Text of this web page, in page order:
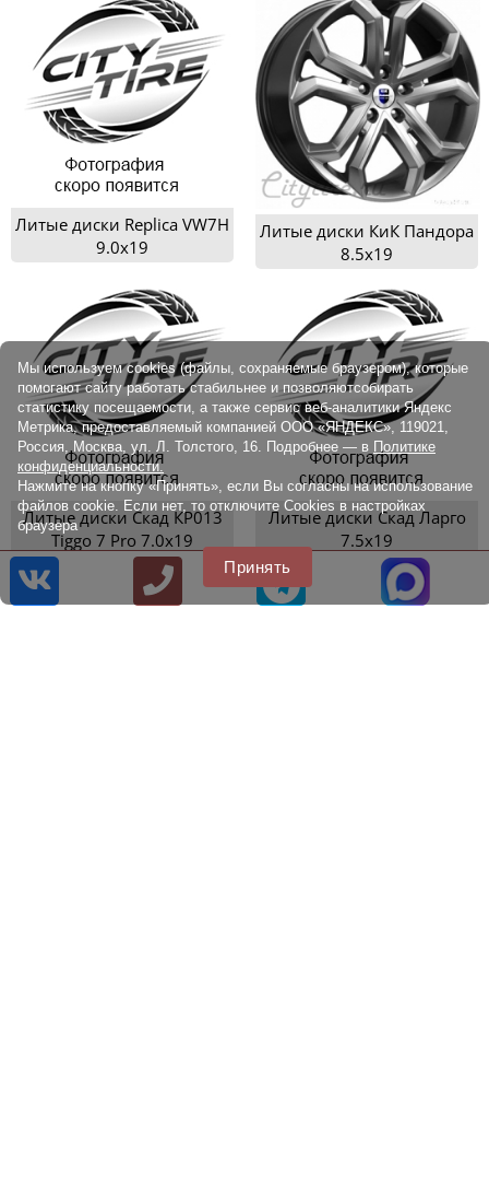
Литые диски Replica VW7H
9.0x19
Литые диски КиК Пандора
8.5x19
Литые диски Скад КР013
Tiggo 7 Pro 7.0x19
Литые диски Скад Ларго
7.5x19
Мы используем cookies (файлы, сохраняемые браузером), которые
помогают сайту работать стабильнее и позволяютсобирать
статистику посещаемости, а также сервис веб-аналитики Яндекс
Метрика, предоставляемый компанией ООО «ЯНДЕКС», 119021,
Россия, Москва, ул. Л. Толстого, 16. Подробнее — в Политике
конфиденциальности.
Нажмите на кнопку «Принять», если Вы согласны на использование
файлов cookie. Если нет, то отключите Cookies в настройках
браузера
Принять